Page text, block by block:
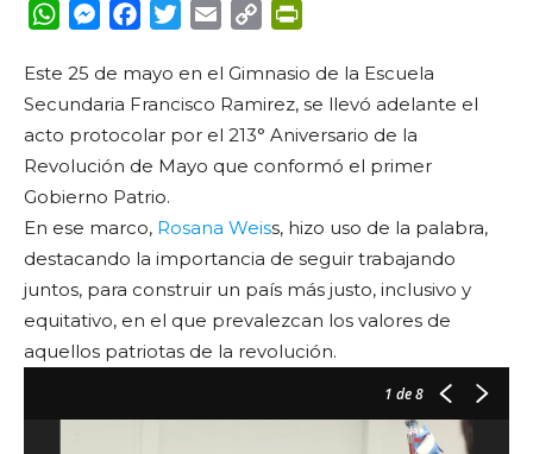
WhatsApp
Messenger
FacebookTwitterEmail Copy
Este 25 de mayo en el Gimnasio de la Escuela
Secundaria Francisco Ramirez, se llevó adelante el
acto protocolar por el 213° Aniversario de la
Revolución de Mayo que conformó el primer
Gobierno Patrio.
En ese marco, Rosana Weiss, hizo uso de la palabra,
destacando la importancia de seguir trabajando
juntos, para construir un país más justo, inclusivo y
equitativo, en el que prevalezcan los valores de
aquellos patriotas de la revolución.
1 de 8